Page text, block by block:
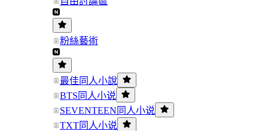
粉絲藝術
最佳同人小說
BTS同人小说
SEVENTEEN同人小说
TXT同人小说